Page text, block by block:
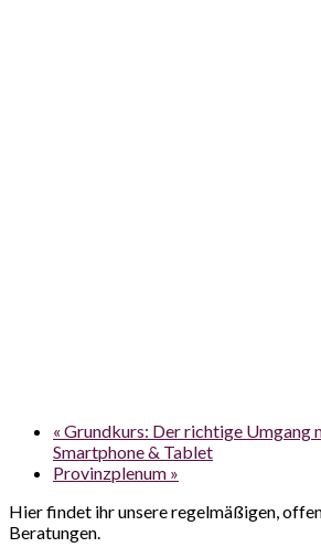
« Grundkurs: Der richtige Umgang
Smartphone & Tablet
Provinzplenum »
Hier findet ihr unsere regelmäßigen,
Beratungen.